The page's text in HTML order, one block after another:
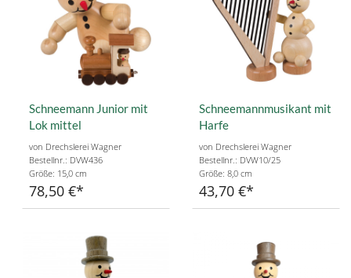
Schneemann Junior mit
Lok mittel
von Drechslerei Wagner
Bestellnr.: DVW436
Größe: 15,0 cm
78,50 €
Schneemannmusikant mit
Harfe
von Drechslerei Wagner
Bestellnr.: DVW10/25
Größe: 8,0 cm
43,70 €